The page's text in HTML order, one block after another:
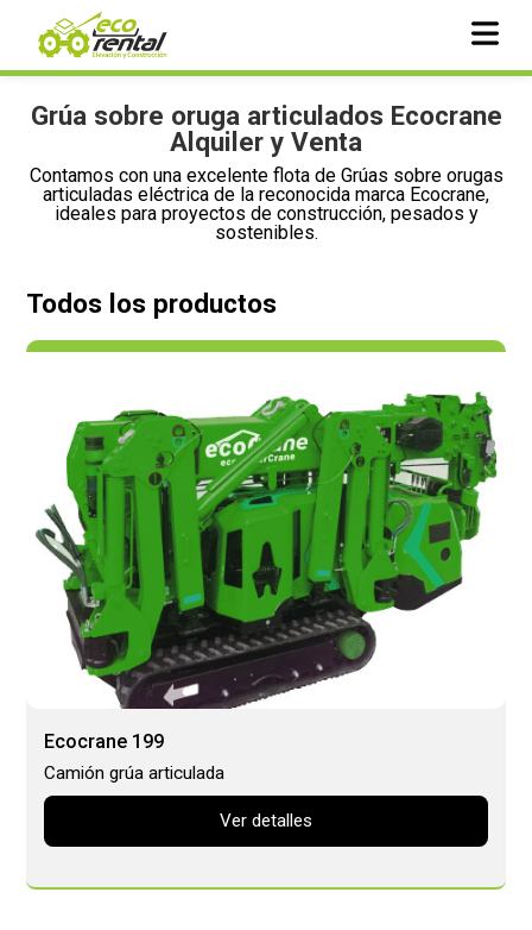
Grúa sobre oruga articulados Ecocrane
Alquiler y Venta
Contamos con una excelente flota de Grúas sobre orugas
articuladas eléctrica de la reconocida marca Ecocrane,
ideales para proyectos de construcción, pesados y
sostenibles.
Todos los productos
Ecocrane 199
Camión grúa articulada
Ver detalles